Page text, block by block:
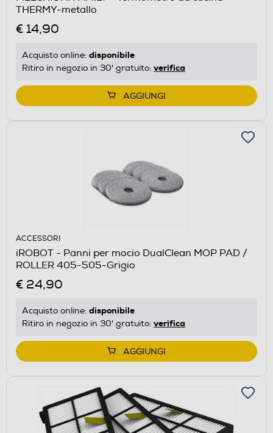
THERMY-metallo
€ 14,90
Acquisto online: disponibile
Ritiro in negozio in 30' gratuito: verifica
AGGIUNGI
ACCESSORI
iROBOT - Panni per mocio DualClean MOP PAD /
ROLLER 405-505-Grigio
€ 24,90
Acquisto online: disponibile
Ritiro in negozio in 30' gratuito: verifica
AGGIUNGI